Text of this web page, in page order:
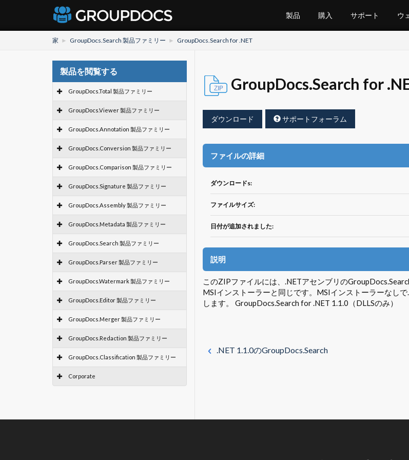
製品 購入 サポート ウ
家 GroupDocs.Search 製品ファミリー GroupDocs.Search for .NET
製品を閲覧する
GroupDocs.Total 製品ファミリー
GroupDocs.Viewer 製品ファミリー
GroupDocs.Annotation 製品ファミリー
GroupDocs.Conversion 製品ファミリー
GroupDocs.Comparison 製品ファミリー
GroupDocs.Signature 製品ファミリー
GroupDocs.Assembly 製品ファミリー
GroupDocs.Metadata 製品ファミリー
GroupDocs.Search 製品ファミリー
GroupDocs.Parser 製品ファミリー
GroupDocs.Watermark 製品ファミリー
GroupDocs.Editor 製品ファミリー
GroupDocs.Merger 製品ファミリー
GroupDocs.Redaction 製品ファミリー
GroupDocs.Classification 製品ファミリー
Corporate
GroupDocs.Search for
ダウンロード サポートフォーラム
ファイルの詳細
ダウンロードs:
ファイルサイズ:
日付が追加されました:
説明
このZIPファイルには、.NETアセンブリの
MSIインストーラーと同じです。MSIインストーラーなし
します。 GroupDocs.Search for .NET 1.1.0（DLLSのみ）
.NET 1.1.0のGroupDocs.Search